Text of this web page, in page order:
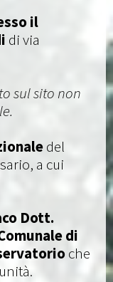
il
di via
sul sito non
del
a cui
Dott.
di
che